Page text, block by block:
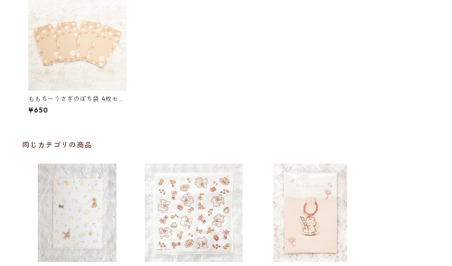
ももちーうさぎのぽち袋 4枚セッ
ト
¥650
同じカテゴリの商品